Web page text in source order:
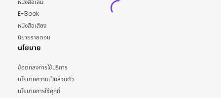
หนังสือเล่ม
E-Book
หนังสือเสียง
นิยายรายตอน
นโยบาย
ข้อตกลงการใช้บริการ
นโยบายความเป็นส่วนตัว
นโยบายการใช้คุกกี้